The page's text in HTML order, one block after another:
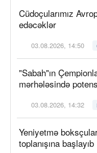
Cüdoçularımız
edəcəklər
03.08.2026, 14:50
"Sabah"ın
mərhələsində
03.08.2026, 14:32
Yeniyetmə
toplanışına başlayıb